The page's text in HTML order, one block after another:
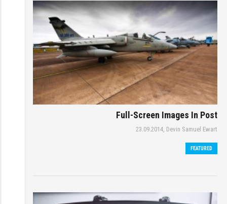
Full-Screen Images In Post
23.09.2014, Devin Samuel Ewart
FEATURED